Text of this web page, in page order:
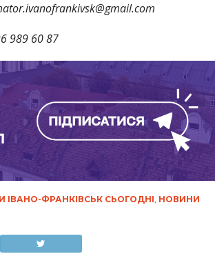
989 60 87
ІВАНО-ФРАНКІВСЬК СЬОГОДНІ, НОВИНИ